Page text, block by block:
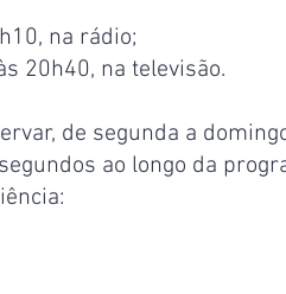
na rádio;
20h40, na televisão.
de segunda a
ao longo da